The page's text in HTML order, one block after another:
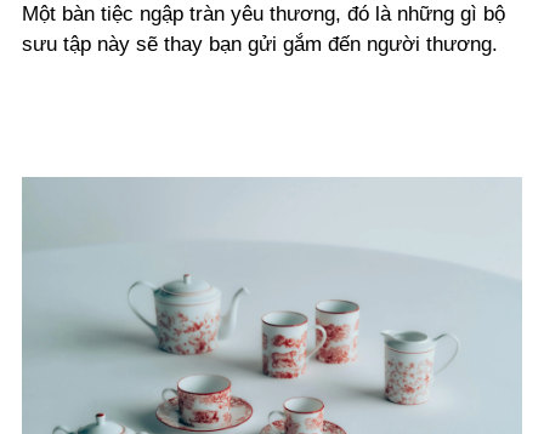
Một bàn tiệc ngập tràn yêu thương, đó là những gì bộ
sưu tập này sẽ thay bạn gửi gắm đến người thương.